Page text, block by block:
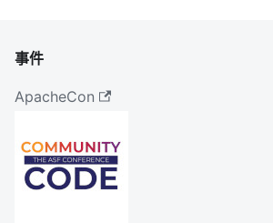
事件
ApacheCon